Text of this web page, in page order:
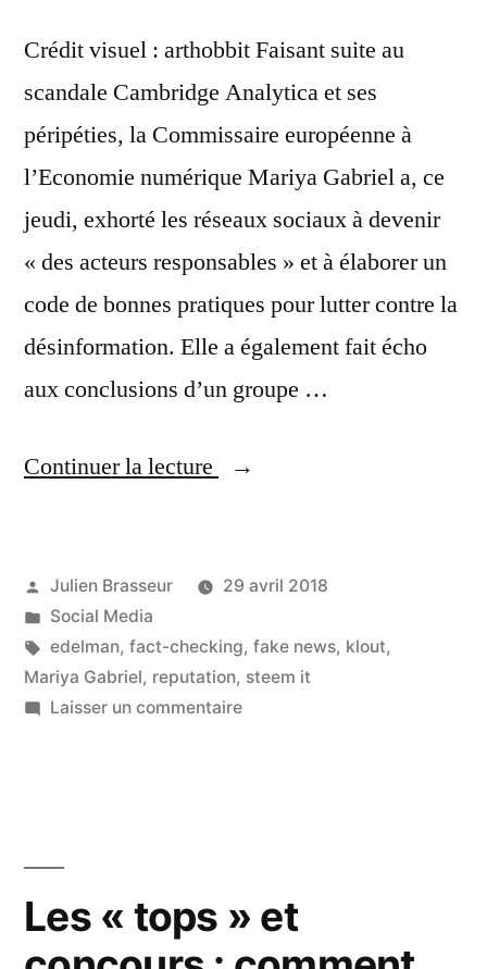
Crédit visuel : arthobbit Faisant suite au
scandale Cambridge Analytica et ses
péripéties, la Commissaire européenne à
l’Economie numérique Mariya Gabriel a, ce
jeudi, exhorté les réseaux sociaux à devenir
« des acteurs responsables » et à élaborer un
code de bonnes pratiques pour lutter contre la
désinformation. Elle a également fait écho
aux conclusions d’un groupe …
Continuer la lecture
« Un
de
fact
checkers
citoyens,
Publié
par
Julien Brasseur
29 avril 2018
Publié
dans
Social Media
Étiquettes :
edelman, fact-checking, fake news, klout,
Mariya Gabriel, reputation, steem it
Laisser un commentairesur
citoyens,
Les « tops » et